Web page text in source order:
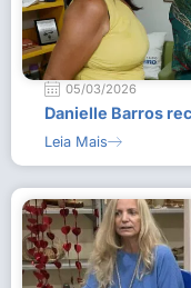
05/03/2026
Danielle Barros
Leia Mais